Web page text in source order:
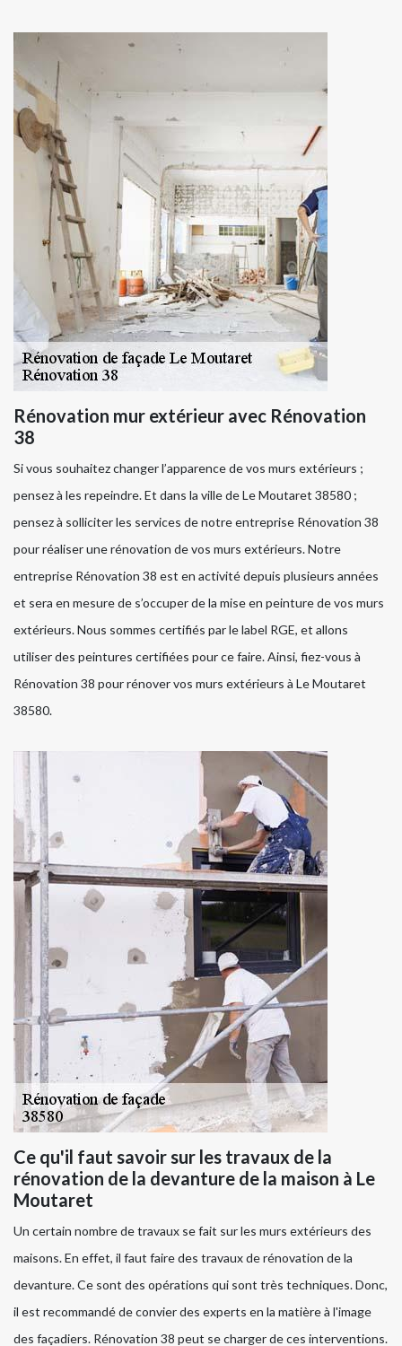
Rénovation mur extérieur avec Rénovation
38
Si vous souhaitez changer l’apparence de vos murs extérieurs ;
pensez à les repeindre. Et dans la ville de Le Moutaret 38580 ;
pensez à solliciter les services de notre entreprise Rénovation 38
pour réaliser une rénovation de vos murs extérieurs. Notre
entreprise Rénovation 38 est en activité depuis plusieurs années
et sera en mesure de s’occuper de la mise en peinture de vos murs
extérieurs. Nous sommes certifiés par le label RGE, et allons
utiliser des peintures certifiées pour ce faire. Ainsi, fiez-vous à
Rénovation 38 pour rénover vos murs extérieurs à Le Moutaret
38580.
Ce qu'il faut savoir sur les travaux de la
rénovation de la devanture de la maison à Le
Moutaret
Un certain nombre de travaux se fait sur les murs extérieurs des
maisons. En effet, il faut faire des travaux de rénovation de la
devanture. Ce sont des opérations qui sont très techniques. Donc,
il est recommandé de convier des experts en la matière à l'image
des façadiers. Rénovation 38 peut se charger de ces interventions.